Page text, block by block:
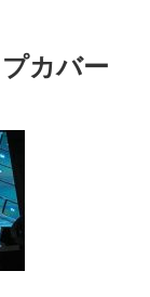
カバー